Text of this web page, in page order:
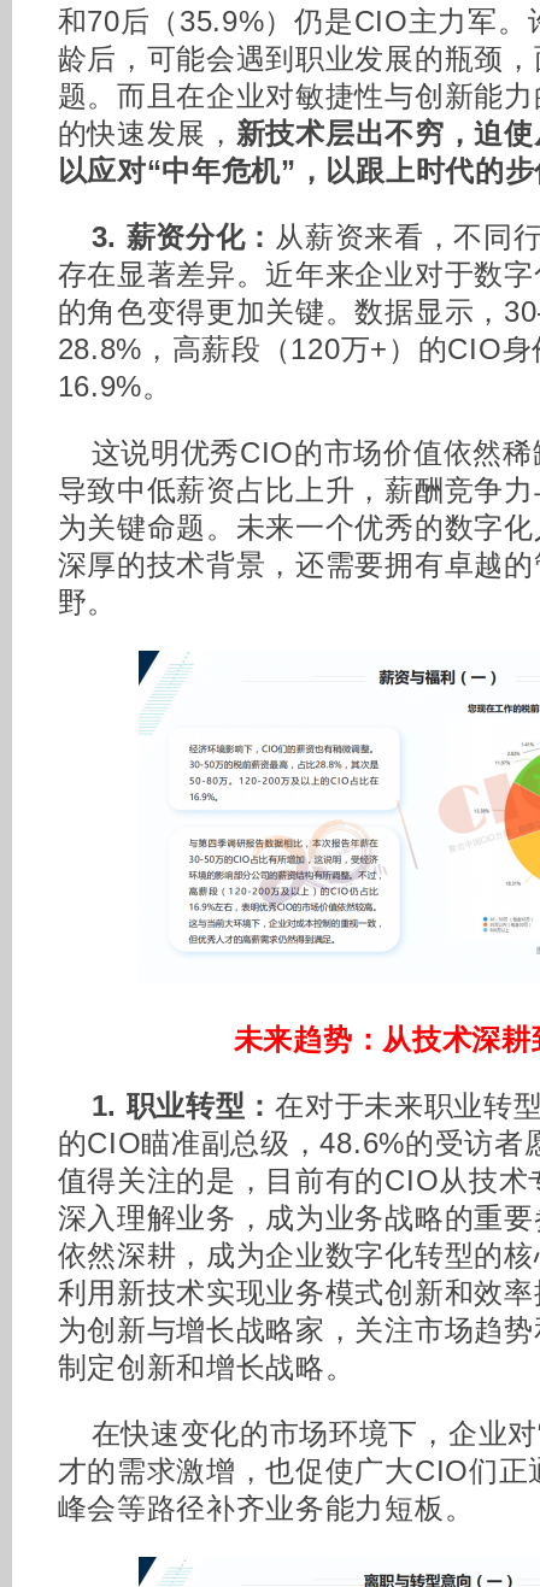
和70后（35.9%）仍是CIO主力军
龄后，可能会遇到职业发展的瓶颈
题。而且在企业对敏捷性与创新能
的快速发展， 新技术层出不穷，迫
以应对“中年危机”，以跟上时代的
3. 薪资分化： 从薪资来看，不同
存在显著差异。近年来企业对于数
的角色变得更加关键。数据显示，
28.8%，高薪段（120万+）的CIO
16.9%。
这说明优秀CIO的市场价值依然
导致中低薪资占比上升，薪酬竞争
为关键命题。未来一个优秀的数字
深厚的技术背景，还需要拥有卓越
野。
未来趋势：从技术深
1. 职业转型：在对于未来职业转
的CIO瞄准副总级，48.6%的受访者
值得关注的是，目前有的CIO从技术
深入理解业务，成为业务战略的重
依然深耕，成为企业数字化转型的
利用新技术实现业务模式创新和效
为创新与增长战略家，关注市场趋
制定创新和增长战略。
在快速变化的市场环境下，企业
才的需求激增，也促使广大CIO们
峰会等路径补齐业务能力短板。